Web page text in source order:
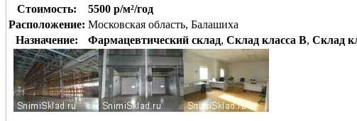
Стоимость:
5500 р/м²/год
Расположение: Московская область, Балашиха
Назначение:
Фармацевтический склад, Склад класса B, Склад